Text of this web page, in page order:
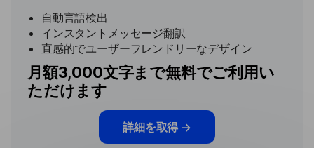
自動言語検出
インスタントメッセージ翻訳
直感的でユーザーフレンドリーなデザイン
月額3,000文字まで無料でご利用い
ただけます
詳細を取得 →